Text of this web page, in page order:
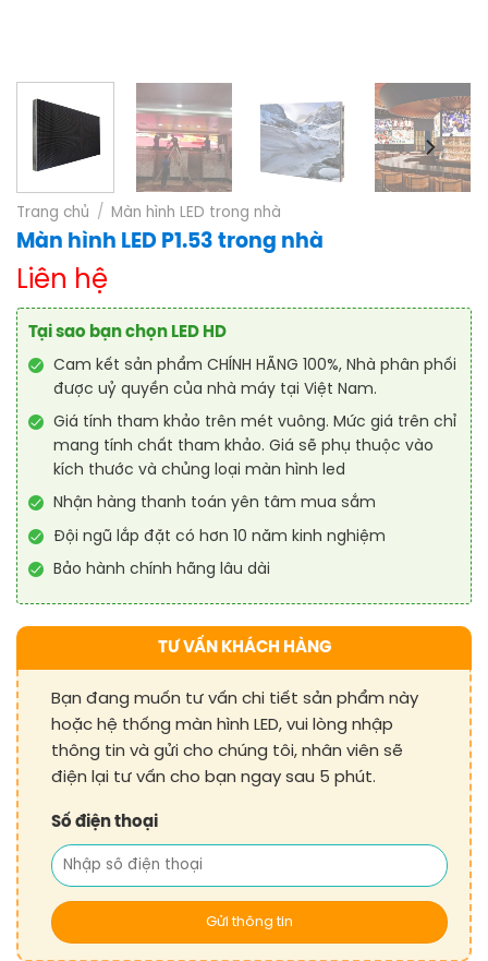
Trang chủ / Màn hình LED trong nhà
Màn hình LED P1.53 trong nhà
Liên hệ
Tại sao bạn chọn LED HD
Cam kết sản phẩm CHÍNH HÃNG 100%, Nhà phân phối
được uỷ quyền của nhà máy tại Việt Nam.
Giá tính tham khảo trên mét vuông. Mức giá trên chỉ
mang tính chất tham khảo. Giá sẽ phụ thuộc vào
kích thước và chủng loại màn hình led
Nhận hàng thanh toán yên tâm mua sắm
Đội ngũ lắp đặt có hơn 10 năm kinh nghiệm
Bảo hành chính hãng lâu dài
TƯ VẤN KHÁCH HÀNG
Bạn đang muốn tư vấn chi tiết sản phẩm này
hoặc hệ thống màn hình LED, vui lòng nhập
thông tin và gửi cho chúng tôi, nhân viên sẽ
điện lại tư vấn cho bạn ngay sau 5 phút.
Số điện thoại